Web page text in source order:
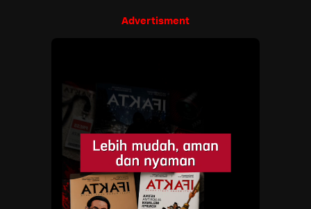
Advertisment